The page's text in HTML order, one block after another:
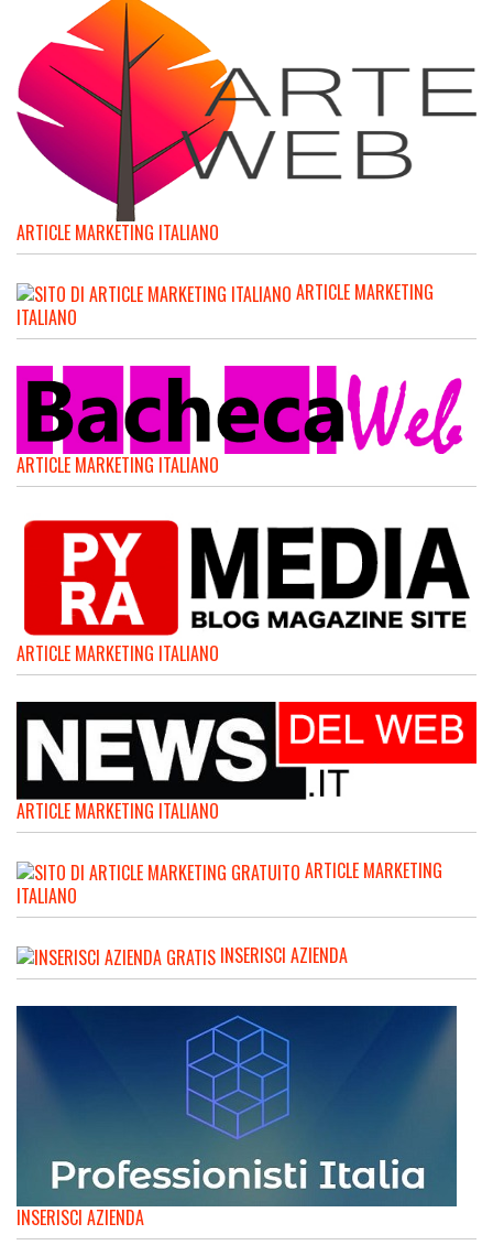
ARTICLE MARKETING ITALIANO
ARTICLE MARKETING
ITALIANO
ARTICLE MARKETING ITALIANO
ARTICLE MARKETING ITALIANO
ARTICLE MARKETING ITALIANO
ARTICLE MARKETING
ITALIANO
INSERISCI AZIENDA
INSERISCI AZIENDA